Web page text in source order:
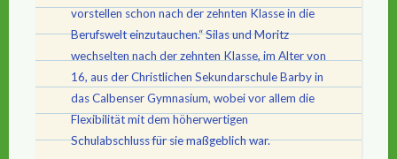
vorstellen schon nach der zehnten Klasse in die
Berufswelt einzutauchen.“ Silas und Moritz
wechselten nach der zehnten Klasse, im Alter von
16, aus der Christlichen Sekundarschule Barby in
das Calbenser Gymnasium, wobei vor allem die
Flexibilität mit dem höherwertigen
Schulabschluss für sie maßgeblich war.